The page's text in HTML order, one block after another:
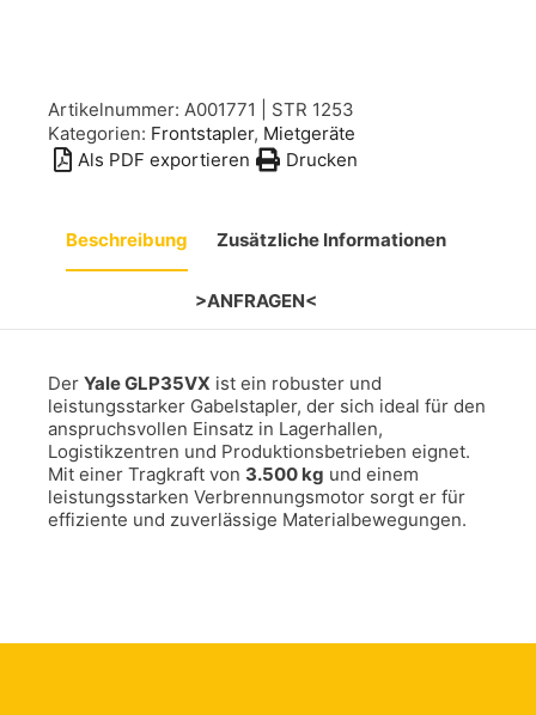
Artikelnummer: A001771 | STR 1253
Kategorien: Frontstapler, Mietgeräte
Als PDF exportieren
Drucken
Beschreibung Zusätzliche Informationen
>ANFRAGEN<
Der Yale GLP35VX ist ein robuster und
leistungsstarker Gabelstapler, der sich ideal für den
anspruchsvollen Einsatz in Lagerhallen,
Logistikzentren und Produktionsbetrieben eignet.
Mit einer Tragkraft von 3.500 kg und einem
leistungsstarken Verbrennungsmotor sorgt er für
effiziente und zuverlässige Materialbewegungen.